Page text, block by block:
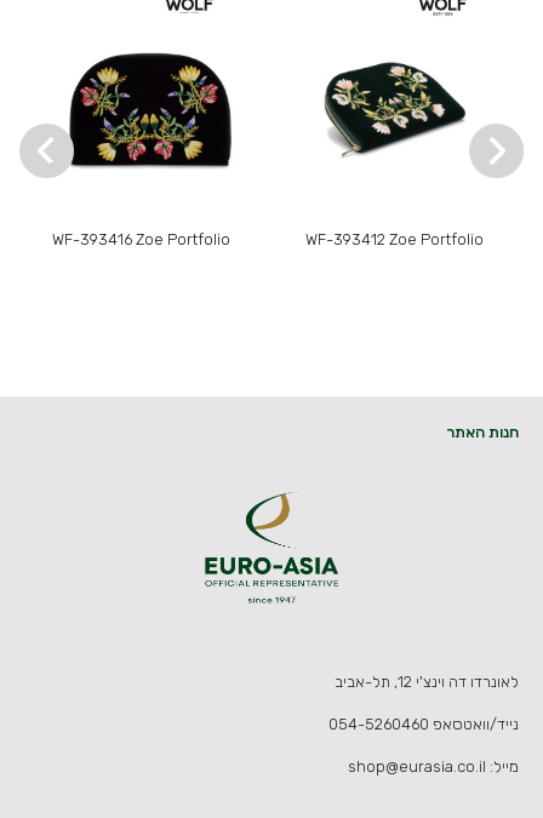
WF-393412 Zoe Portfolio
WF-393416 Zoe Portfolio
חנות האתר
לאונרדו דה וינצ'י 12, תל-אביב
נייד/וואטסאפ 054-5260460
מייל: shop@eurasia.co.il